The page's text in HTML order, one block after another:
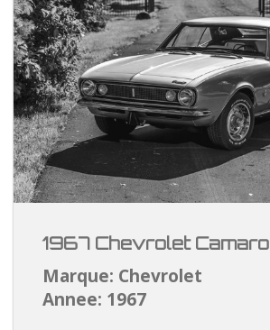
1967 Chevrolet Camaro
Marque: Chevrolet
Annee: 1967